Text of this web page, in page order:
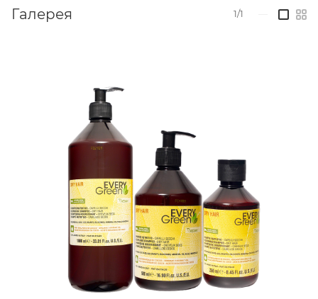
- Мягкое, но эффективное очищение, сохраняющее
- Восстановление внутренней структуры волос и
предотвращение ломкости
- Придаёт волосам мягкость, блеск, гладкость и
живой объём
- Облегчает расчёсывание и снижает пушистость
- Защищает волосы от воздействия внешних
агрессивных факторов
- Подходит для сухих, непослушных и
повреждённых волос всех типов
- Не утяжеляет и обладает приятным ароматом
Ожидаемый эффект:
Галерея 1/1